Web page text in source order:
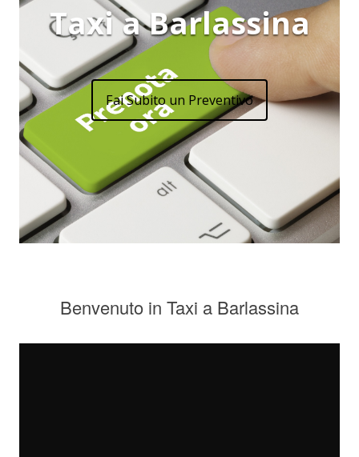
Taxi a Barlassina
Fai Subito un Preventivo
Benvenuto in Taxi a Barlassina